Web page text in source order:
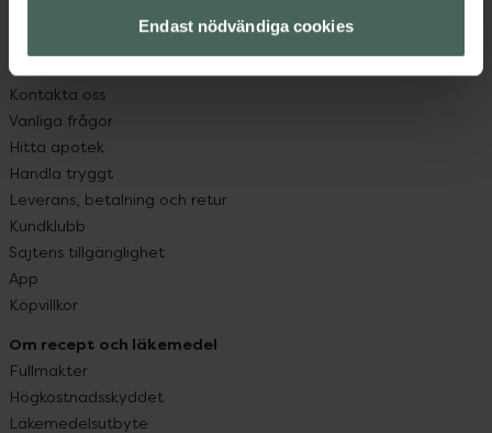
Endast nödvändiga cookies
Kundservice
Kontakta oss
Vanliga frågor
Hitta apotek
Handla tryggt
Leverans, betalning och retur
Kundklubb
Sajtens tillgänglighet
App
Köpvillkor
Om recept och läkemedel
Fullmakter
Högkostnadsskyddet
Läkemedelsutbyte